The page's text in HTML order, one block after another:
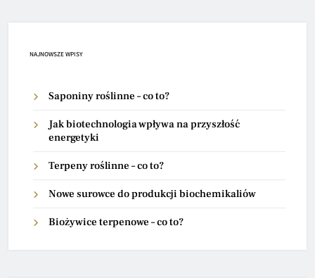
NAJNOWSZE WPISY
Saponiny roślinne – co to?
Jak biotechnologia wpływa na przyszłość
energetyki
Terpeny roślinne – co to?
Nowe surowce do produkcji biochemikaliów
Biożywice terpenowe – co to?